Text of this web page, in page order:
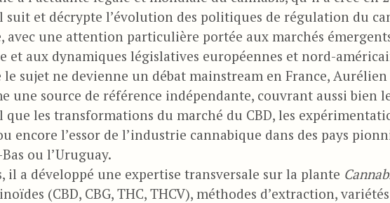
suit et décrypte l’évolution des politiques de régulation du
avec une attention particulière portée aux marchés
et aux dynamiques législatives européennes et nord-
le sujet ne devienne un débat mainstream en France,
une source de référence indépendante, couvrant aussi bien
que les transformations du marché du CBD, les
encore l’essor de l’industrie cannabique dans des pays
ou l’Uruguay.
il a développé une expertise transversale sur la plante
(CBD, CBG, THC, THCV), méthodes d’extraction,